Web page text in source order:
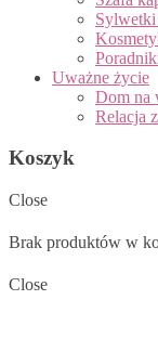
Sylwetki
Uważne życie
Dom na
Relacja
Koszyk
Close
Brak produktów w
Close